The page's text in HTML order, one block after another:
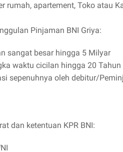
rumah, apartement, Toko atau
Pinjaman BNI Griya:
sangat besar hingga 5 Milyar
waktu cicilan hingga 20 Tahun
sepenuhnya oleh debitur/
dan ketentuan KPR BNI: